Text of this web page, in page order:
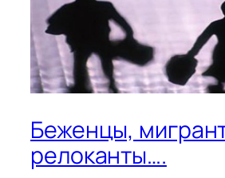
Беженцы,
релоканты….